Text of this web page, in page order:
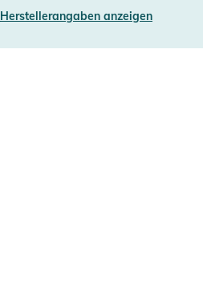
Herstellerangaben anzeigen